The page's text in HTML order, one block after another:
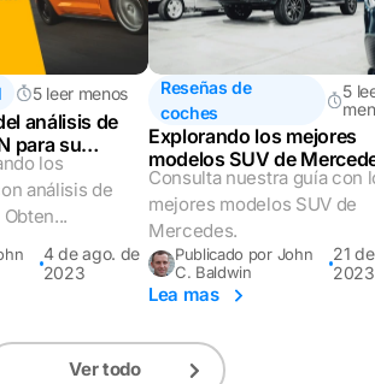
5 leer menos
análisis de
para su
los
análisis de
4 de ago. de
2023
Reseñas de
coches
5
Explorando los mejores
modelos SUV de
Elección del experto
Consulta nuestra guía con
mejores modelos SUV de
Mercedes.
Publicado por John
C. Baldwin
21
2023
Lea mas
Ver todo